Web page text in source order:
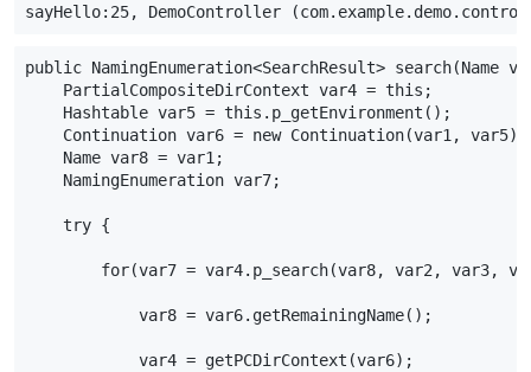
sayHello:25, DemoController
public NamingEnumeration<SearchResult>
    PartialCompositeDirContext var4 = this;
    Hashtable var5 = this.p_getEnvironment();
    Continuation var6 = new Continuation(var1, var5);
    Name var8 = var1;
    NamingEnumeration var7;
    try {
for(var7 = var4.p_search(var8, var2, var3,
            var8 = var6.getRemainingName();
            var4 = getPCDirContext(var6);